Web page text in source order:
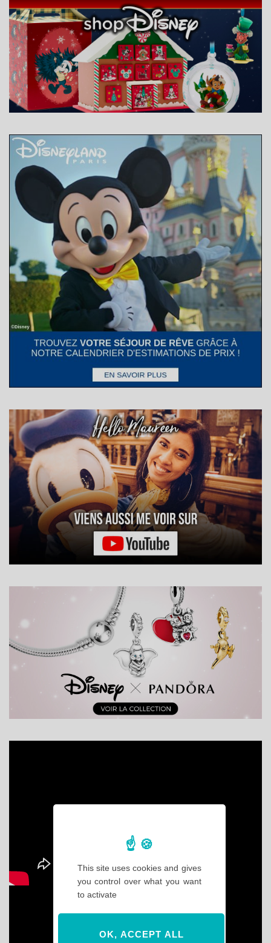
This site uses cookies and gives
you control over what you want
to activate
OK, ACCEPT ALL